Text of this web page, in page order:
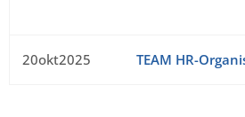
20okt2025 TEAM HR-